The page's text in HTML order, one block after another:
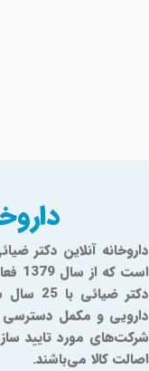
داروخانه آنلاین دکتر
دکتر
دارویی و مکمل
شرکت‌های مورد تایید
اصالت کالا می‌باشند.